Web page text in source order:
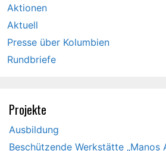
Aktionen
Aktuell
Presse über Kolumbien
Rundbriefe
Projekte
Ausbildung
Beschützende Werkstätte „Manos